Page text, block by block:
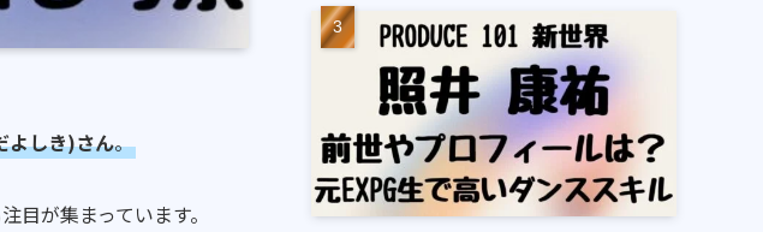
よしき)さん。
が集まっています。